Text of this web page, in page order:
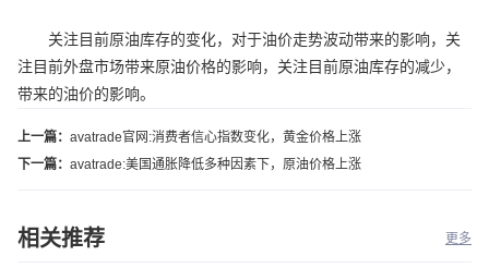
关注目前原油库存的变化，对于油价走势波动带来的影响，关
注目前外盘市场带来原油价格的影响，关注目前原油库存的减少，
带来的油价的影响。
上一篇： avatrade官网:消费者信心指数变化，黄金价格上涨
下一篇： avatrade:美国通胀降低多种因素下，原油价格上涨
相关推荐 更多